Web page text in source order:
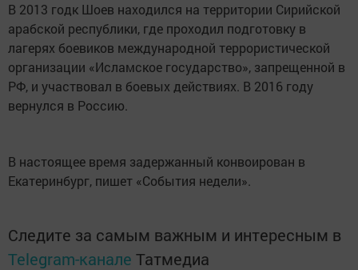
В 2013 годк Шоев находился на территории Сирийской
арабской республики, где проходил подготовку в
лагерях боевиков международной террористической
организации «Исламское государство», запрещенной в
РФ, и участвовал в боевых действиях. В 2016 году
вернулся в Россию.
В настоящее время задержанный конвоирован в
Екатеринбург, пишет «События недели».
Следите за самым важным и интересным в
Telegram-канале Татмедиа